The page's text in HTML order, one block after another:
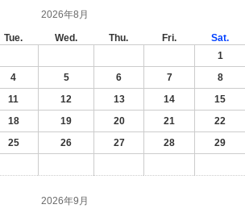
2026年8月
Tue. Wed. Thu. Fri.
Sat.
1
4 5 6 7
8
11 12 13 14
15
18 19 20 21
22
25 26 27 28
29
2026年9月